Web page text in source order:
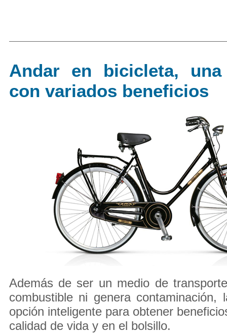
Andar en bicicleta, una
con variados beneficios
Además de ser un medio de
combustible ni genera contaminación,
opción inteligente para obtener
calidad de vida y en el bolsillo.